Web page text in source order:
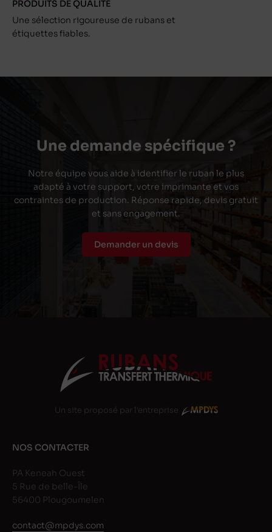
PRODUITS DE QUALITÉ
Une sélection rigoureuse de rubans et
étiquettes fiables.
Une demande spécifique ?
Notre équipe vous aide à identifier le ruban le plus
adapté à votre support, votre imprimante et vos
contraintes de production. Réponse rapide, devis gratuit
et sans engagement.
Demander un devis
Un site proposé par l'entreprise
NOS CONTACTER
PA Keneah Ouest
5 Rue de belle-Île
56400 Plougoumelen
contact@mpdys.com